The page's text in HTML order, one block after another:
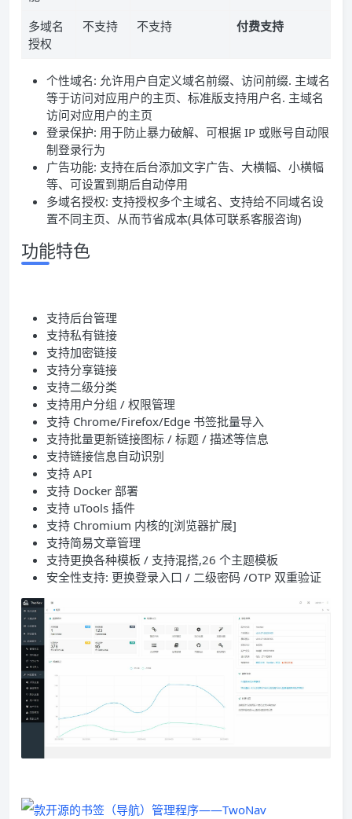
多域名
授权
不支持 不支持 付费支持
个性域名: 允许用户自定义域名前缀、访问前缀. 主域名
等于访问对应用户的主页、标准版支持用户名. 主域名
访问对应用户的主页
登录保护: 用于防止暴力破解、可根据 IP 或账号自动限
制登录行为
广告功能: 支持在后台添加文字广告、大横幅、小横幅
等、可设置到期后自动停用
多域名授权: 支持授权多个主域名、支持给不同域名设
置不同主页、从而节省成本(具体可联系客服咨询)
功能特色
支持后台管理
支持私有链接
支持加密链接
支持分享链接
支持二级分类
支持用户分组 / 权限管理
支持 Chrome/Firefox/Edge 书签批量导入
支持批量更新链接图标 / 标题 / 描述等信息
支持链接信息自动识别
支持 API
支持 Docker 部署
支持 uTools 插件
支持 Chromium 内核的[浏览器扩展]
支持简易文章管理
支持更换各种模板 / 支持混搭,26 个主题模板
安全性支持: 更换登录入口 / 二级密码 /OTP 双重验证